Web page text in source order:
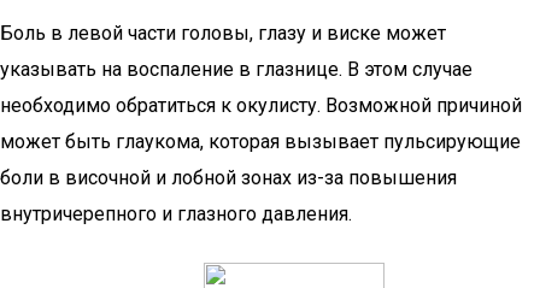
Боль в левой части головы, глазу и виске может
указывать на воспаление в глазнице. В этом случае
необходимо обратиться к окулисту. Возможной причиной
может быть глаукома, которая вызывает пульсирующие
боли в височной и лобной зонах из-за повышения
внутричерепного и глазного давления.